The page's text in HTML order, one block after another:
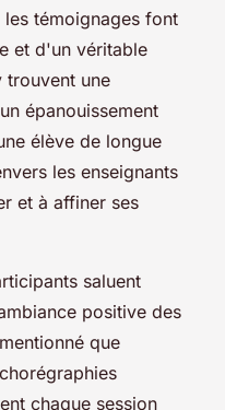
les témoignages font
et d'un véritable
trouvent une
épanouissement
élève de longue
les enseignants
et à affiner ses
saluent
positive des
que
chaque session